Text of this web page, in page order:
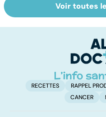
Mal de dos : les
solutions pour
Voir toutes
RECETTES RAPPEL
CANCER